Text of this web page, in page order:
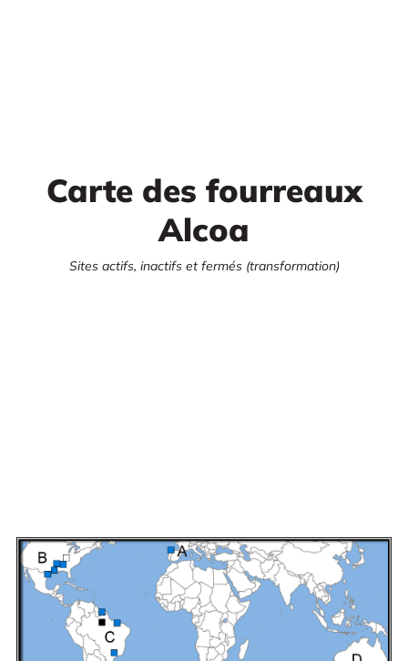
Carte des fourreaux
Alcoa
Sites actifs, inactifs et fermés (transformation)